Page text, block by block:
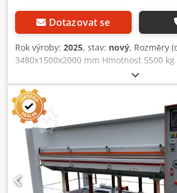
Dotazovat se
Rok výroby: 2025, stav: nový, Rozměry
3480x1500x2000 mm Hmotnost 5500
kW Lis za studena SOLID 3013-110
3000 x 1350 mm - stabilní tvrdé
Celkový lisovací tlak 110 t/2,5 cm = při
polovině -2,5 cm max. šířka otvoru 400
hydraulických válců Ø 70 mm -
kW - Manometr s ukazatelem
hodnoty - Přesné vedení hřeben a
pohyb tiskového stolu - Bezpečnostní
Rozměry 3480 x 1500 x 2000 mm -
Cedjv A Hk Njpfx Akqjrf